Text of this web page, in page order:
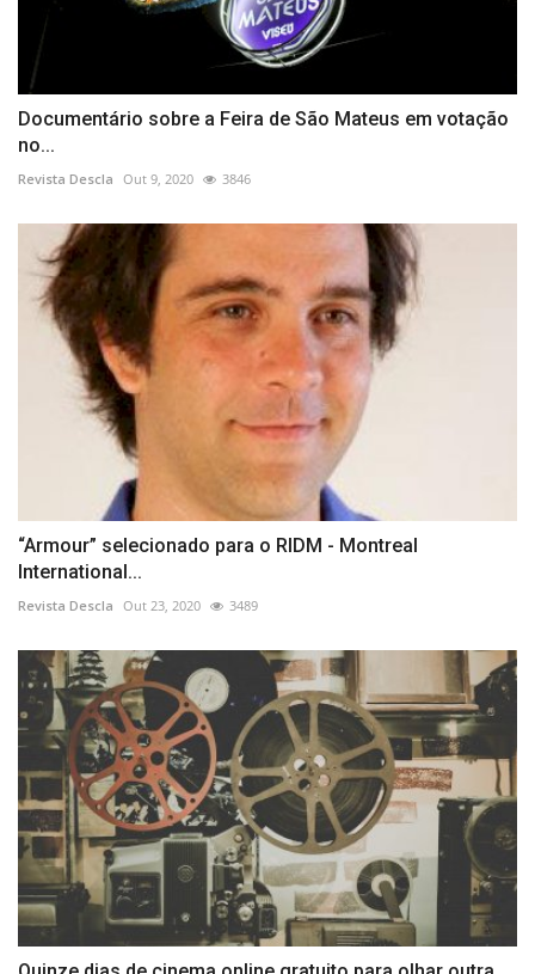
Documentário sobre a Feira de São Mateus em votação
no...
Revista Descla Out 9, 2020 3846
“Armour” selecionado para o RIDM - Montreal
International...
Revista Descla Out 23, 2020 3489